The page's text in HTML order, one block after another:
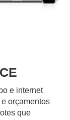
e internet
orçamentos
que